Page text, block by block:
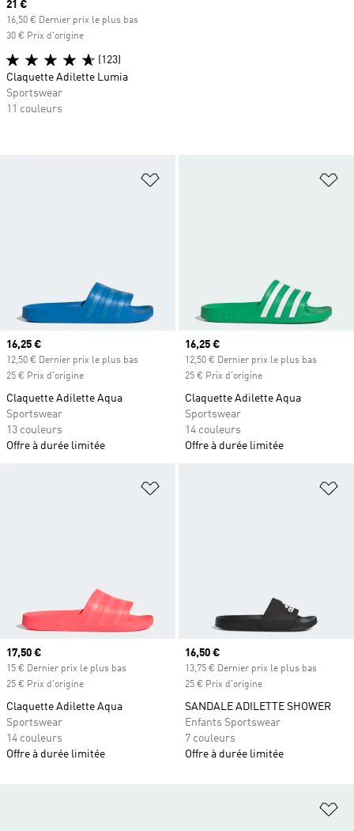
Ajouter à la Liste de produits
Prix actuel
16,25 €
12,50 € Dernier prix le plus bas
25 € Prix d'origine
Claquette Adilette Aqua
Sportswear
13 couleurs
Offre à durée limitée
Prix actuel
16,25 €
12,50 € Dernier prix le plus bas
25 € Prix d'origine
Claquette Adilette Aqua
Sportswear
14 couleurs
Offre à durée limitée
Ajouter à la Liste de produits
Prix actuel
17,50 €
15 € Dernier prix le plus bas
25 € Prix d'origine
Claquette Adilette Aqua
Sportswear
14 couleurs
Offre à durée limitée
Prix actuel
16,50 €
13,75 € Dernier prix le plus bas
25 € Prix d'origine
SANDALE ADILETTE SHOWER
Enfants Sportswear
7 couleurs
Offre à durée limitée
Prix actuel
21 €
16,50 € Dernier prix le plus bas
30 € Prix d'origine
(123)
Claquette Adilette Lumia
Sportswear
11 couleurs